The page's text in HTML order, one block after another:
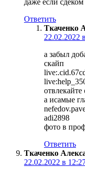
Ответить
Ткаченко
22.02.2022
а забыл
скайп
а исамые
adi2898
фото в
Ответить
Ткаченко
22.02.2022 в